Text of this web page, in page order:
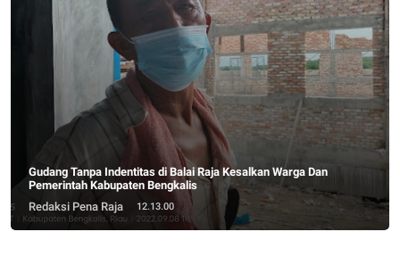
Gudang Tanpa Indentitas di Balai Raja Kesalkan Warga Dan
Pemerintah Kabupaten Bengkalis
Redaksi Pena Raja
12.13.00